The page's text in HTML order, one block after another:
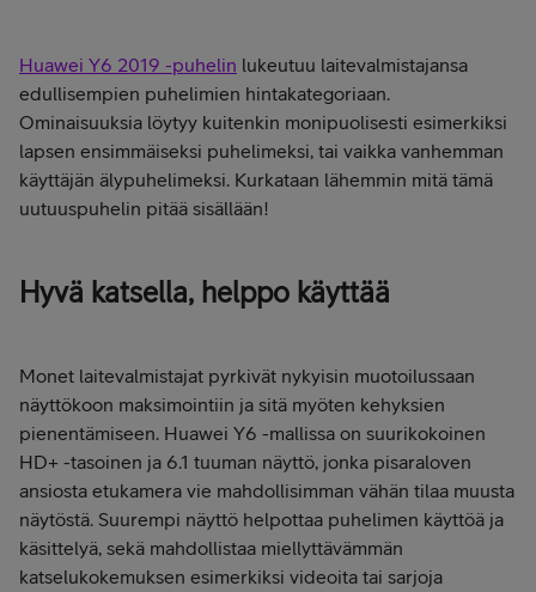
Huawei Y6 2019 -puhelin lukeutuu laitevalmistajansa
edullisempien puhelimien hintakategoriaan.
Ominaisuuksia löytyy kuitenkin monipuolisesti esimerkiksi
lapsen ensimmäiseksi puhelimeksi, tai vaikka vanhemman
käyttäjän älypuhelimeksi. Kurkataan lähemmin mitä tämä
uutuuspuhelin pitää sisällään!
Hyvä katsella, helppo käyttää
Monet laitevalmistajat pyrkivät nykyisin muotoilussaan
näyttökoon maksimointiin ja sitä myöten kehyksien
pienentämiseen. Huawei Y6 -mallissa on suurikokoinen
HD+ -tasoinen ja 6.1 tuuman näyttö, jonka pisaraloven
ansiosta etukamera vie mahdollisimman vähän tilaa muusta
näytöstä. Suurempi näyttö helpottaa puhelimen käyttöä ja
käsittelyä, sekä mahdollistaa miellyttävämmän
katselukokemuksen esimerkiksi videoita tai sarjoja